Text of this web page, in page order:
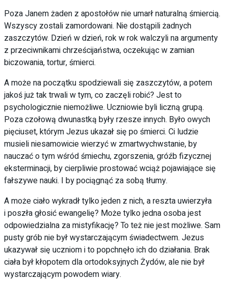
Poza Janem żaden z apostołów nie umarł naturalną śmiercią.
Wszyscy zostali zamordowani. Nie dostąpili żadnych
zaszczytów. Dzień w dzień, rok w rok walczyli na argumenty
z przeciwnikami chrześcijaństwa, oczekując w zamian
biczowania, tortur, śmierci.
A może na początku spodziewali się zaszczytów, a potem
jakoś już tak trwali w tym, co zaczęli robić? Jest to
psychologicznie niemożliwe. Uczniowie byli liczną grupą.
Poza czołową dwunastką były rzesze innych. Było owych
pięciuset, którym Jezus ukazał się po śmierci. Ci ludzie
musieli niesamowicie wierzyć w zmartwychwstanie, by
nauczać o tym wśród śmiechu, zgorszenia, gróźb fizycznej
eksterminacji, by cierpliwie prostować wciąż pojawiające się
fałszywe nauki. I by pociągnąć za sobą tłumy.
A może ciało wykradł tylko jeden z nich, a reszta uwierzyła
i poszła głosić ewangelię? Może tylko jedna osoba jest
odpowiedzialna za mistyfikację? To też nie jest możliwe. Sam
pusty grób nie był wystarczającym świadectwem. Jezus
ukazywał się uczniom i to popchnęło ich do działania. Brak
ciała był kłopotem dla ortodoksyjnych Żydów, ale nie był
wystarczającym powodem wiary.